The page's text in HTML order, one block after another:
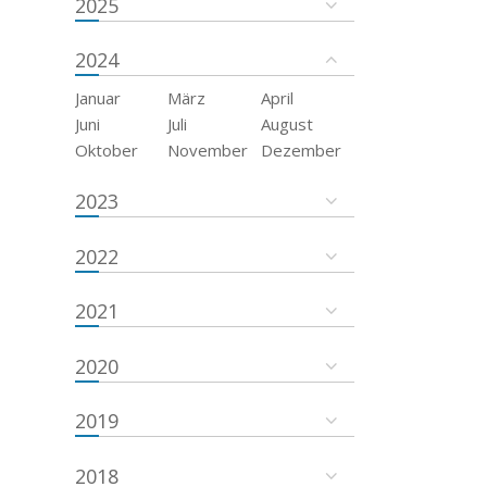
2024
Januar März
April
Juni
Juli
August
Oktober
November Dezember
2023
2022
2021
2020
2019
2018